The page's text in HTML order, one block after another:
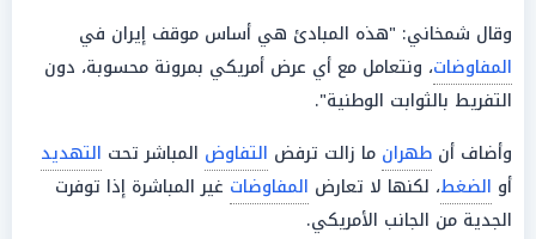
وقال شمخاني: "هذه المبادئ هي أساس موقف إيران في
المفاوضات، ونتعامل مع أي عرض أمريكي بمرونة محسوبة، دون
التفريط بالثوابت الوطنية".
وأضاف أن طهران ما زالت ترفض التفاوض المباشر تحت التهديد
أو الضغط، لكنها لا تعارض المفاوضات غير المباشرة إذا توفرت
الجدية من الجانب الأمريكي.